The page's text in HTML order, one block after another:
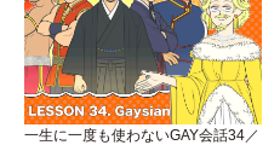
一生に一度も使わないGAY会話34／